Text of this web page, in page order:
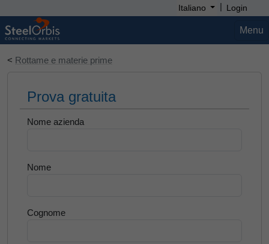
Italiano | Login
Menu
< Rottame e materie prime
Prova gratuita
Nome azienda
Nome
Cognome